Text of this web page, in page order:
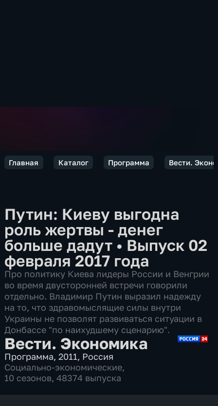
Главная Каталог Программа Вести.
Путин: Киеву выгодна
роль жертвы - денег
больше дадут • Выпуск 02
февраля 2017 года
Про политику Киева лидеры России и Венгрии
во время двусторонней встречи говорили
отдельно. Владимир Путин выразил надежду
на то, что здравомыслящие силы внутри
Украины не позволят развиваться ситуации в
Донбассе "по наихудшему сценарию".
Вести. Экономика
Программа,2011, Россия
Социально-экономические,
10 сезонов, 48374 выпуска